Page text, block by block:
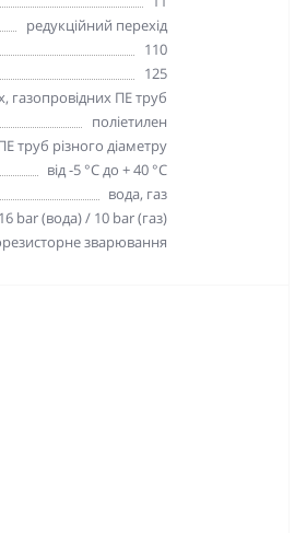
редукційний перехід
110
125
газопровідних ПЕ труб
поліетилен
труб різного діаметру
від -5 °C до + 40 °C
вода, газ
16 bar (вода) / 10 bar (газ)
зварювання